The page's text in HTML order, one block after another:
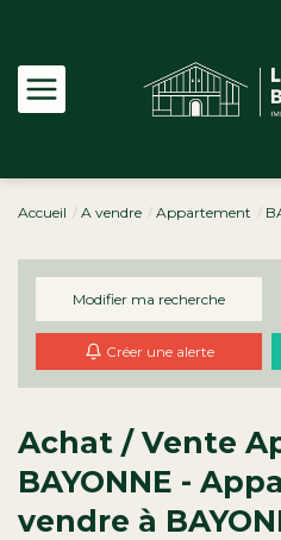
Louer
Estimer
Biens vendus
Notre Agence
Accueil A vendre Appartement
Modifier ma recherche
Créer une alerte
Achat / Vente
BAYONNE -
vendre à